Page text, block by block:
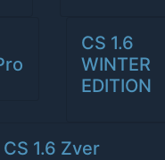
CS 1.6
WINTER
EDITION
CS 1.6 Zver